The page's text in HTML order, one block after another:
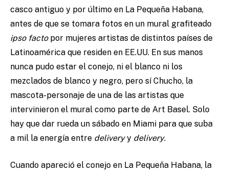
casco antiguo y por último en La Pequeña Habana,
antes de que se tomara fotos en un mural grafiteado
ipso facto por mujeres artistas de distintos países de
Latinoamérica que residen en EE.UU. En sus manos
nunca pudo estar el conejo, ni el blanco ni los
mezclados de blanco y negro, pero sí Chucho, la
mascota-personaje de una de las artistas que
intervinieron el mural como parte de Art Basel. Solo
hay que dar rueda un sábado en Miami para que suba
a mil la energía entre deliveryy delivery.
Cuando apareció el conejo en La Pequeña Habana, la